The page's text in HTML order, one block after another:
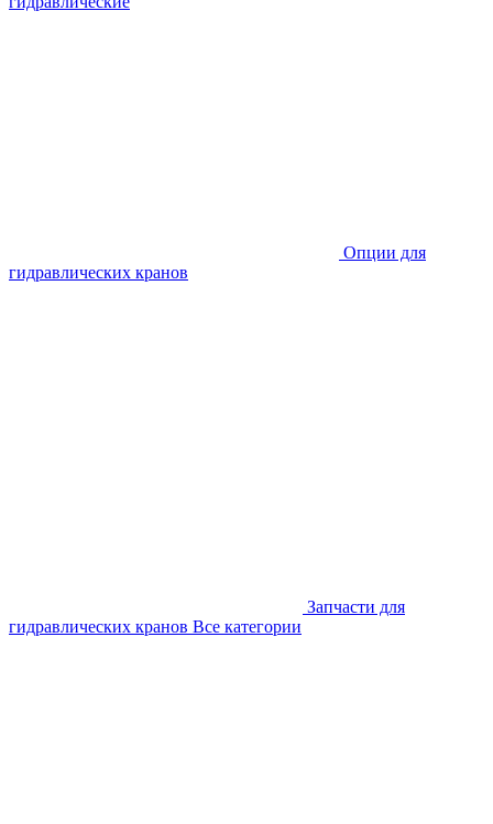
Опции для
гидравлических кранов
Запчасти для
гидравлических кранов Все категории